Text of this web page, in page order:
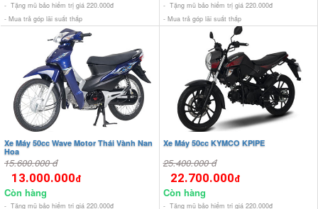
- Tặng mũ bảo hiểm trị giá 220.000đ
- Mua trả góp lãi suất thấp
- Tặng mũ bảo hiểm trị giá 220.000đ
- Mua trả góp lãi suất thấp
Xe Máy 50cc Wave Motor Thái Vành Nan
Hoa
15.600.000 đ
13.000.000đ
Còn hàng
- Tặng mũ bảo hiểm trị giá 220.000đ
Xe Máy 50cc KYMCO KPIPE
25.400.000 đ
22.700.000đ
Còn hàng
- Tặng mũ bảo hiểm trị giá 220.000đ